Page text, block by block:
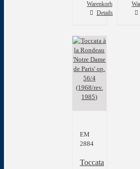
Warenkorb
Details
EM
2884
Toccata